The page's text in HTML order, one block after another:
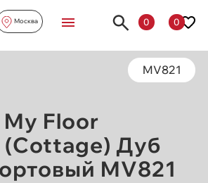
Москва 0 0
MV821
Floor
Дуб
MV821